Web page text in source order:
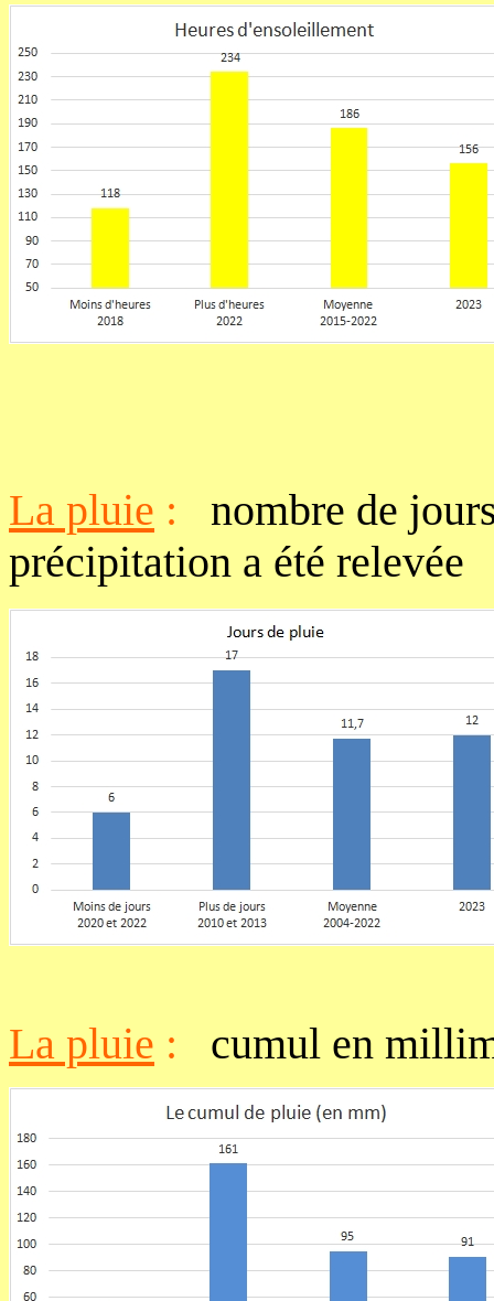
La pluie : nombre de
précipitation a été relevée
La pluie : cumul en